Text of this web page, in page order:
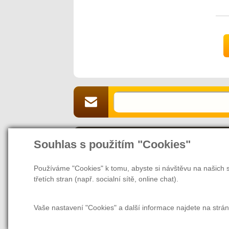
Souhlas s použitím "Cookies"
Používáme "Cookies" k tomu, abyste si návštěvu na
třetích stran (např. socialní sítě, online chat).
Vaše nastavení "Cookies" a další informace najdete na
O naší společnosti
Jsme Vaším partnerem a prodejcem v
webových stránek nás naleznete také
našem magazínu najdete rady a tipy,